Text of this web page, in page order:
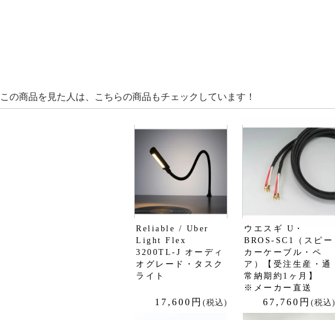
この商品を見た人は、こちらの商品もチェックしています！
Reliable / Uber
Light Flex
3200TL-J オーディ
オグレード・タスク
ライト
17,600円 (税込)
ウエスギ U・
BROS-SC1（スピー
カーケーブル・ペ
ア）【受注生産・通
常納期約1ヶ月】
※メーカー直送
67,760円 (税込)